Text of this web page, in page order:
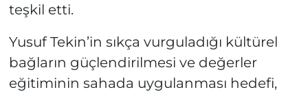
teşkil etti.
Yusuf Tekin’in sıkça vurguladığı kültürel
bağların güçlendirilmesi ve değerler
eğitiminin sahada uygulanması hedefi,